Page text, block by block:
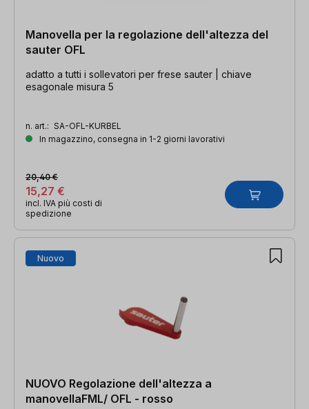
Manovella per la regolazione dell'altezza del
sauter OFL
adatto a tutti i sollevatori per frese sauter | chiave
esagonale misura 5
n. art.: SA-OFL-KURBEL
In magazzino, consegna in 1-2 giorni lavorativi
15,27 €
20,40 €
incl. IVA più costi di
spedizione
Nuovo
NUOVO Regolazione dell'altezza a
manovellaFML/ OFL - rosso